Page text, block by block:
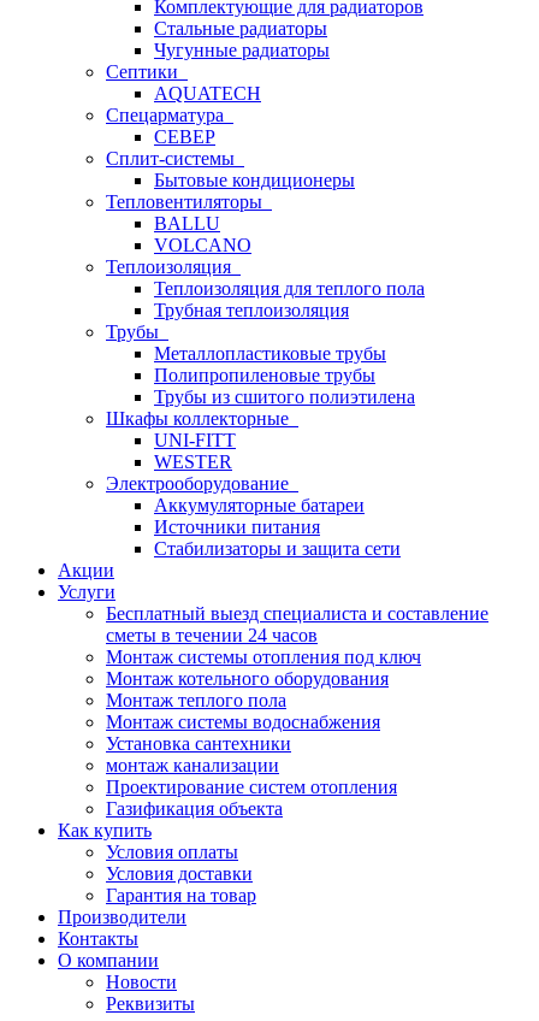
Комплектующие для радиаторов
Стальные радиаторы
Чугунные радиаторы
Септики
AQUATECH
Спецарматура
СЕВЕР
Сплит-системы
Бытовые кондиционеры
Тепловентиляторы
BALLU
VOLCANO
Теплоизоляция
Теплоизоляция для теплого пола
Трубная теплоизоляция
Трубы
Металлопластиковые трубы
Полипропиленовые трубы
Трубы из сшитого полиэтилена
Шкафы коллекторные
UNI-FITT
WESTER
Электрооборудование
Аккумуляторные батареи
Источники питания
Стабилизаторы и защита сети
Акции
Услуги
Бесплатный выезд специалиста и составление
сметы в течении 24 часов
Монтаж системы отопления под ключ
Монтаж котельного оборудования
Монтаж теплого пола
Монтаж системы водоснабжения
Установка сантехники
монтаж канализации
Проектирование систем отопления
Газификация объекта
Как купить
Условия оплаты
Условия доставки
Гарантия на товар
Производители
Контакты
О компании
Новости
Реквизиты